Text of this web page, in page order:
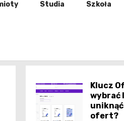
Studia Szkoła
Klucz
wybrać
ofert?